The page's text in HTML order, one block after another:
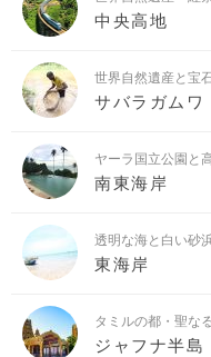
中央高地
世界自然遺産と宝
サバラガムワ
ヤーラ国立公園と
南東海岸
透明な海と白い砂
東海岸
タミルの都・聖な
ジャフナ半島